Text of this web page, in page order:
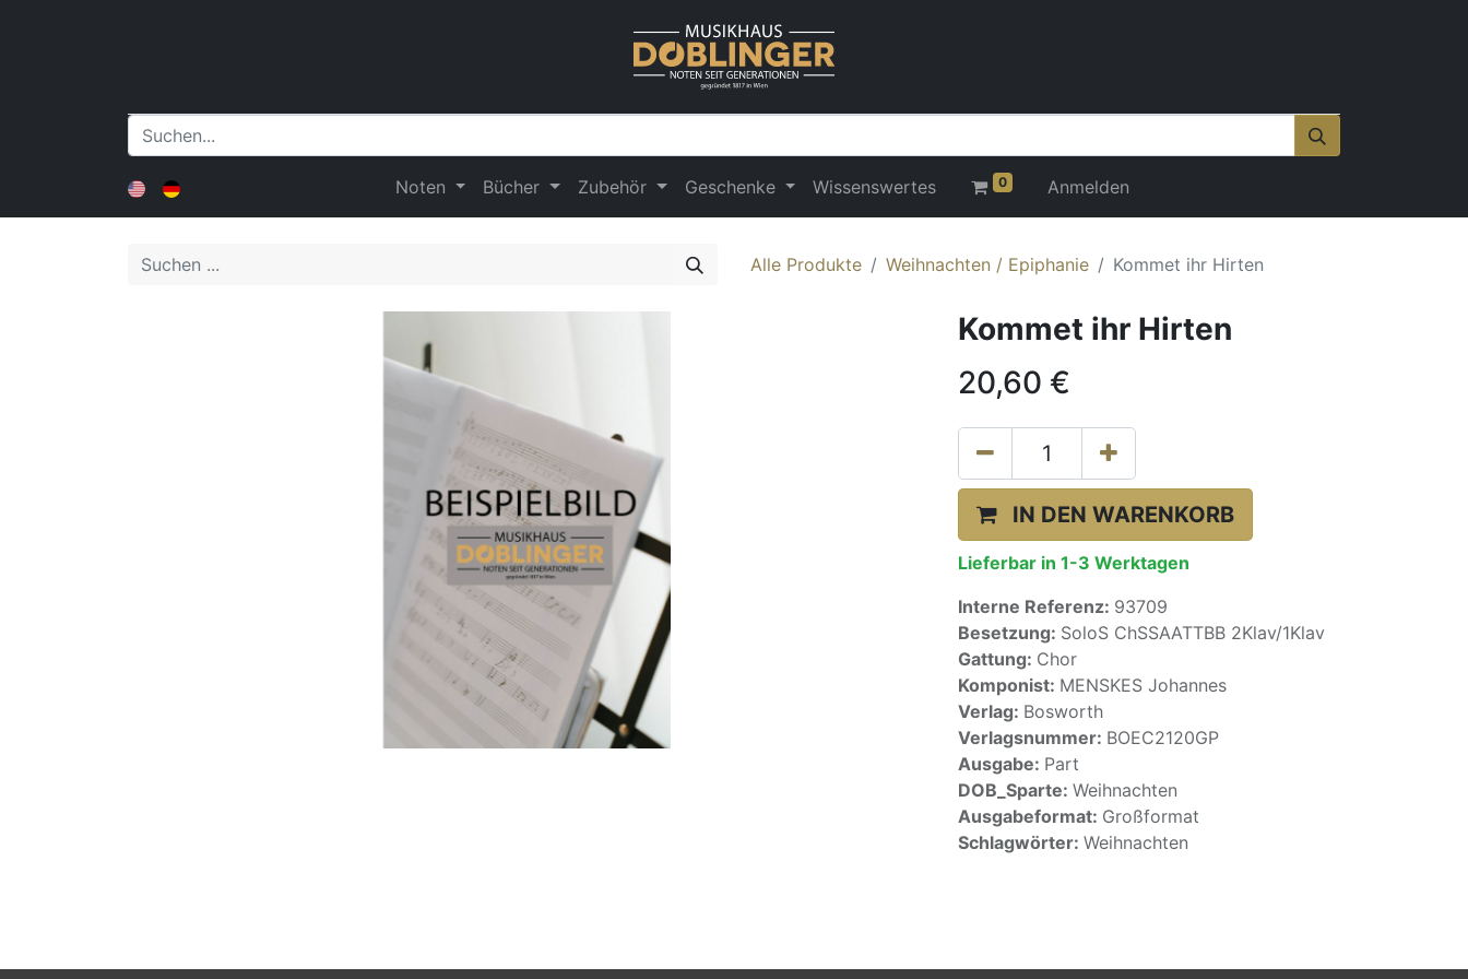
Noten Bücher Zubehör Geschenke Wissenswertes 0 Anmelden
Alle Produkte Weihnachten / Epiphanie Kommet ihr Hirten
Kommet ihr Hirten
20,60 €
IN DEN WARENKORB
Lieferbar in 1-3 Werktagen
Interne Referenz: 93709
Besetzung: SoloS ChSSAATTBB 2Klav/1Klav
Gattung: Chor
Komponist: MENSKES Johannes
Verlag: Bosworth
Verlagsnummer: BOEC2120GP
Ausgabe: Part
DOB_Sparte: Weihnachten
Ausgabeformat: Großformat
Schlagwörter: Weihnachten